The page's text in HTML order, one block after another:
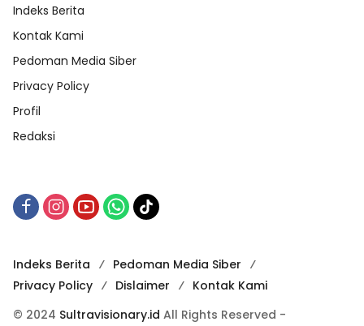
Indeks Berita
Kontak Kami
Pedoman Media Siber
Privacy Policy
Profil
Redaksi
Indeks Berita
Pedoman Media Siber
Privacy Policy
Dislaimer
Kontak Kami
© 2024 Sultravisionary.id All Rights Reserved -